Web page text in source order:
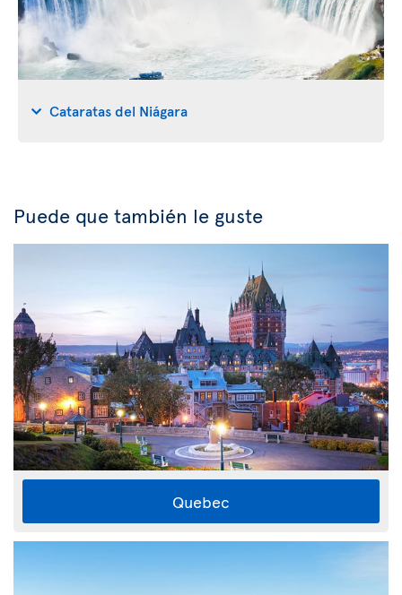
Cataratas del Niágara
Puede que también le guste
Quebec